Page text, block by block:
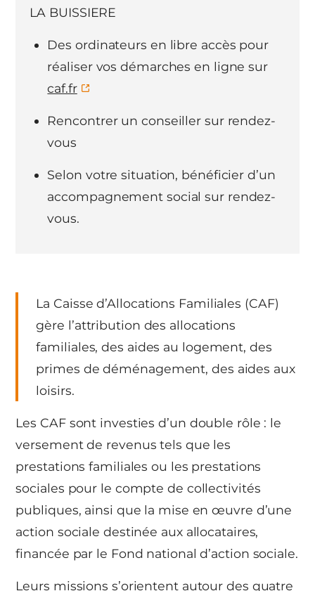
La Caisse d’Allocations Familiales (CAF)
gère l’attribution des allocations
familiales, des aides au logement, des
primes de déménagement, des aides aux
loisirs.
Les CAF sont investies d’un double rôle : le
versement de revenus tels que les
prestations familiales ou les prestations
sociales pour le compte de collectivités
publiques, ainsi que la mise en œuvre d’une
action sociale destinée aux allocataires,
financée par le Fond national d’action sociale.
Leurs missions s’orientent autour des quatre
LA BUISSIERE
Des ordinateurs en libre accès pour
réaliser vos démarches en ligne sur
caf.fr
Rencontrer un conseiller sur rendez-
vous
Selon votre situation, bénéficier d’un
accompagnement social sur rendez-
vous.